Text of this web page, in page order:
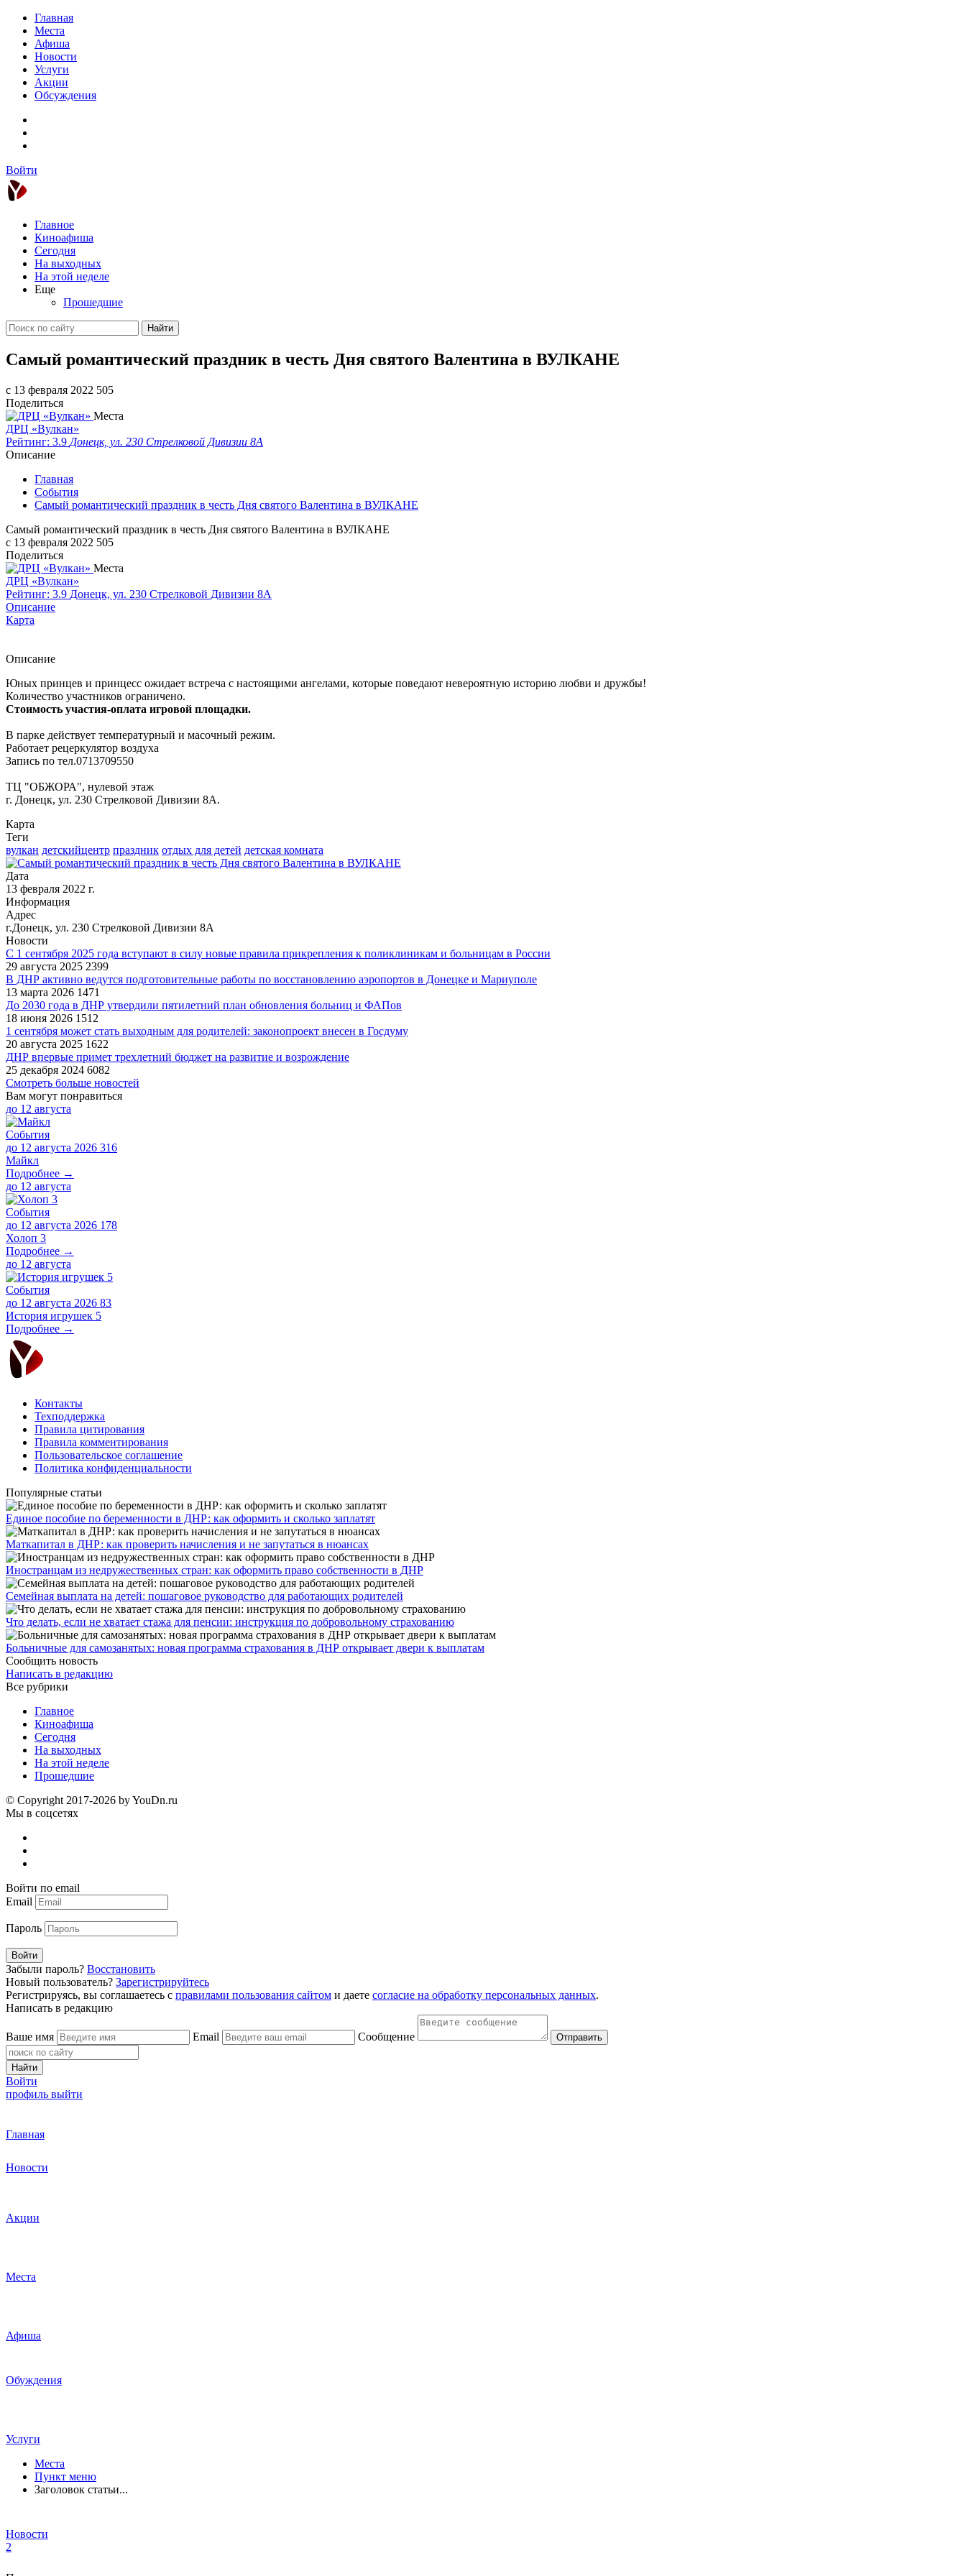
Главная
Места
Афиша
Новости
Услуги
Акции
Обсуждения
Войти
Главное
Киноафиша
Сегодня
На выходных
На этой неделе
Еще
Прошедшие
Найти
Самый романтический праздник в честь Дня святого Валентина в ВУЛКАНЕ
c 13 февраля 2022 505
Поделиться
Места
ДРЦ «Вулкан»
Рейтинг: 3.9 Донецк, ул. 230 Стрелковой Дивизии 8А
Описание
Главная
События
Самый романтический праздник в честь Дня святого Валентина в ВУЛКАНЕ
Самый романтический праздник в честь Дня святого Валентина в ВУЛКАНЕ
c 13 февраля 2022 505
Поделиться
Места
ДРЦ «Вулкан»
Рейтинг: 3.9 Донецк, ул. 230 Стрелковой Дивизии 8А
Описание
Карта
Описание
Юных принцев и принцесс ожидает встреча с настоящими ангелами, которые поведают невероятную историю любви и дружбы!
Количество участников ограничено.
Стоимость участия-оплата игровой площадки.
В парке действует температурный и масочный режим.
Работает рецеркулятор воздуха
Запись по тел.0713709550
ТЦ "ОБЖОРА", нулевой этаж
г. Донецк, ул. 230 Стрелковой Дивизии 8А.
Карта
Теги
вулкан детскийцентр праздник отдых для детей детская комната
Дата
13 февраля 2022 г.
Информация
Адрес
г.Донецк, ул. 230 Стрелковой Дивизии 8А
Новости
С 1 сентября 2025 года вступают в силу новые правила прикрепления к поликлиникам и больницам в России
29 августа 2025 2399
В ДНР активно ведутся подготовительные работы по восстановлению аэропортов в Донецке и Мариуполе
13 марта 2026 1471
До 2030 года в ДНР утвердили пятилетний план обновления больниц и ФАПов
18 июня 2026 1512
1 сентября может стать выходным для родителей: законопроект внесен в Госдуму
20 августа 2025 1622
ДНР впервые примет трехлетний бюджет на развитие и возрождение
25 декабря 2024 6082
Смотреть больше новостей
Вам могут понравиться
до 12 августа
События
до 12 августа 2026 316
Майкл
Подробнее →
до 12 августа
События
до 12 августа 2026 178
Холоп 3
Подробнее →
до 12 августа
События
до 12 августа 2026 83
История игрушек 5
Подробнее →
Контакты
Техподдержка
Правила цитирования
Правила комментирования
Пользовательское соглашение
Политика конфиденциальности
Популярные статьи
Единое пособие по беременности в ДНР: как оформить и сколько заплатят
​Маткапитал в ДНР: как проверить начисления и не запутаться в нюансах
Иностранцам из недружественных стран: как оформить право собственности в ДНР
Семейная выплата на детей: пошаговое руководство для работающих родителей
Что делать, если не хватает стажа для пенсии: инструкция по добровольному страхованию
Больничные для самозанятых: новая программа страхования в ДНР открывает двери к выплатам
Сообщить новость
Написать в редакцию
Все рубрики
Главное
Киноафиша
Сегодня
На выходных
На этой неделе
Прошедшие
© Copyright 2017-2026 by YouDn.ru
Мы в соцсетях
Войти по email
Email
Пароль
Войти
Забыли пароль? Восстановить
Новый пользователь? Зарегистрируйтесь
Регистрируясь, вы соглашаетесь с правилами пользования сайтом и даете согласие на обработку персональных данных.
Написать в редакцию
Ваше имя Email Сообщение Отправить
Найти
Войти
профиль выйти
Главная
Новости
Акции
Места
Афиша
Обуждения
Услуги
Места
Пункт меню
Заголовок статьи...
Новости
2